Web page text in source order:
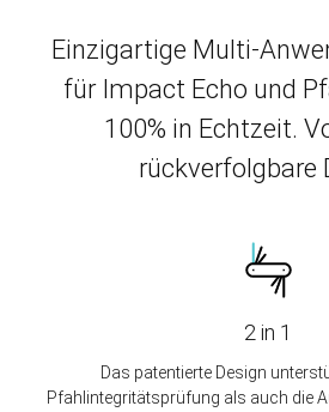
Einzigartige Multi-
für Impact Echo und
100% in Echtzeit.
rückverfolgbare
2 in 1
Das patentierte Design
Pfahlintegritätsprüfung als auch die